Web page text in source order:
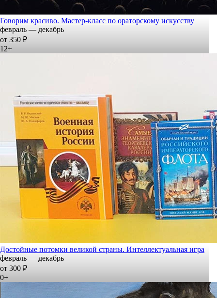
Говорим красиво. Мастер-класс по ораторскому искусству
февраль — декабрь
от 350 ₽
12+
Достойные потомки великой страны. Интеллектуальная игра
февраль — декабрь
от 300 ₽
0+